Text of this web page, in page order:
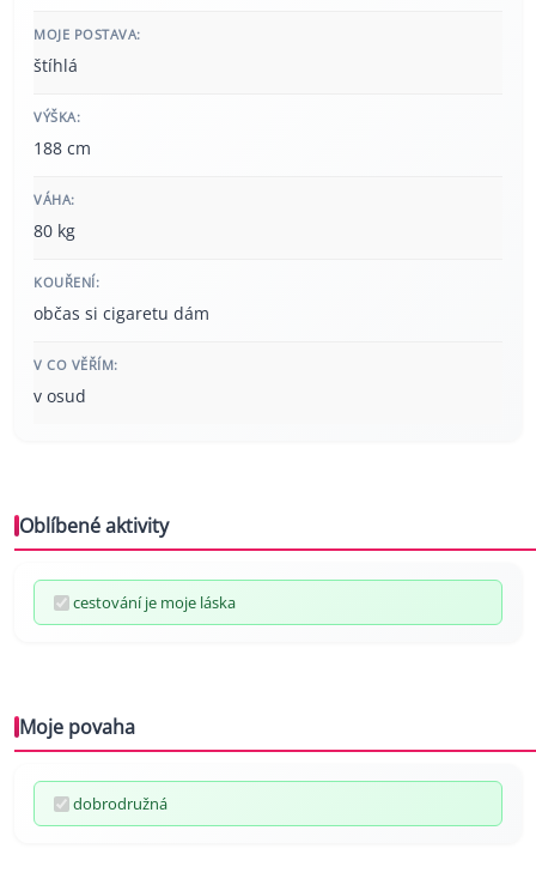
MOJE POSTAVA:
štíhlá
VÝŠKA:
188 cm
VÁHA:
80 kg
KOUŘENÍ:
občas si cigaretu dám
V CO VĚŘÍM:
v osud
Oblíbené aktivity
cestování je moje láska
Moje povaha
dobrodružná